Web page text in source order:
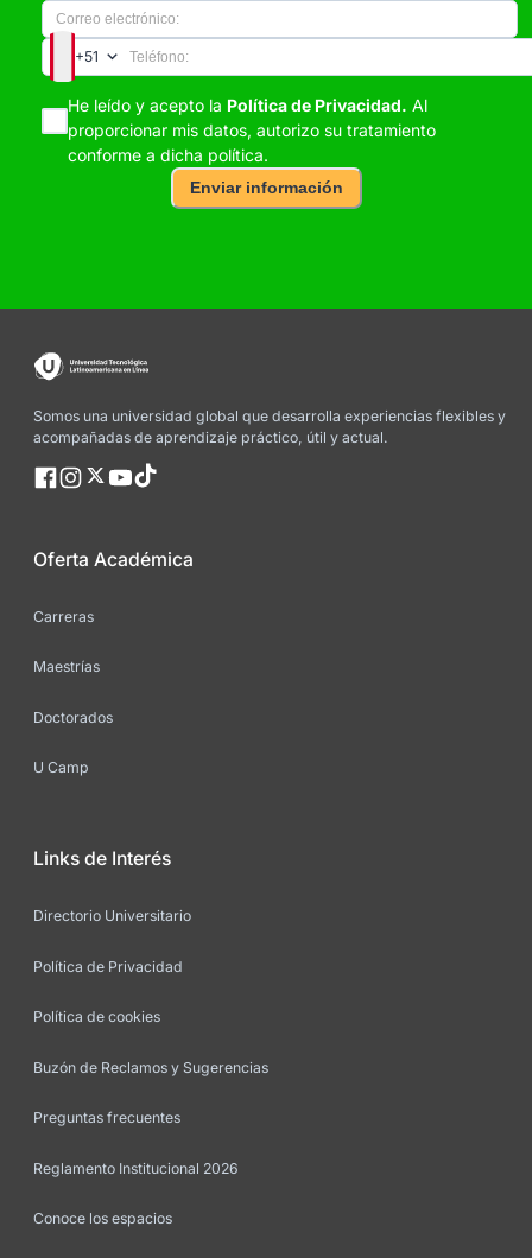
+51
He leído y acepto la Política de Privacidad. Al
proporcionar mis datos, autorizo su tratamiento
conforme a dicha política.
Enviar información
Somos una universidad global que desarrolla experiencias flexibles y
acompañadas de aprendizaje práctico, útil y actual.
Oferta Académica
Carreras
Maestrías
Doctorados
U Camp
Links de Interés
Directorio Universitario
Política de Privacidad
Política de cookies
Buzón de Reclamos y Sugerencias
Preguntas frecuentes
Reglamento Institucional 2026
Conoce los espacios